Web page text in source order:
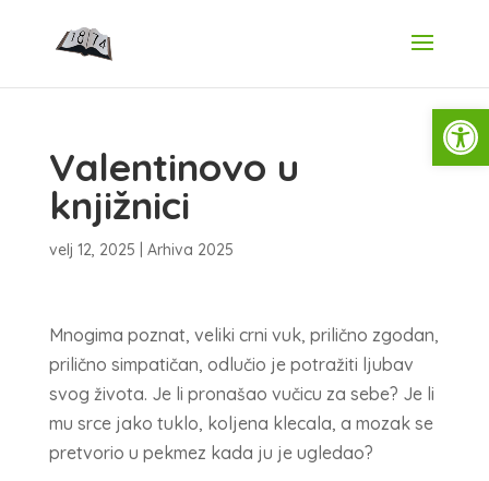
Valentinovo u
knjižnici
velj 12, 2025 Arhiva 2025
Mnogima poznat, veliki crni vuk, prilično zgodan,
prilično simpatičan, odlučio je potražiti ljubav
svog života. Je li pronašao vučicu za sebe? Je li
mu srce jako tuklo, koljena klecala, a mozak se
pretvorio u pekmez kada ju je ugledao?